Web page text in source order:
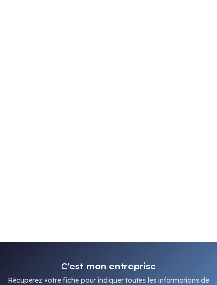
C'est mon entreprise
Récupérez votre fiche pour indiquer toutes les informations de